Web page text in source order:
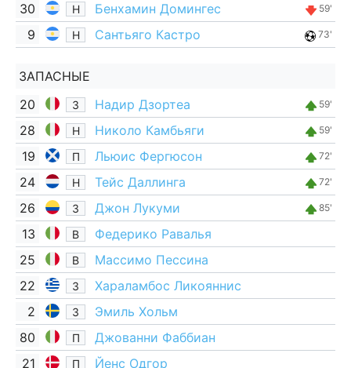
30 Н Бенхамин Домингес 59'
9 Н Сантьяго Кастро 73'
ЗАПАСНЫЕ
20
З Надир Дзортеа 59'
28 Н Николо Камбьяги 59'
19 П Льюис Фергюсон 72'
24 Н Тейс Даллинга 72'
26 З Джон Лукуми 85'
13 В
Федерико Равалья
25
В
Массимо Пессина
22
З
Хараламбос Ликояннис
2
З
Эмиль Хольм
80
П
Джованни Фаббиан
21
П Йенс Одгор